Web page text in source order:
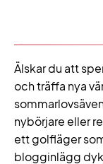
Älskar du att
och träffa nya
nybörjare eller
ett golfläger
blogginlägg